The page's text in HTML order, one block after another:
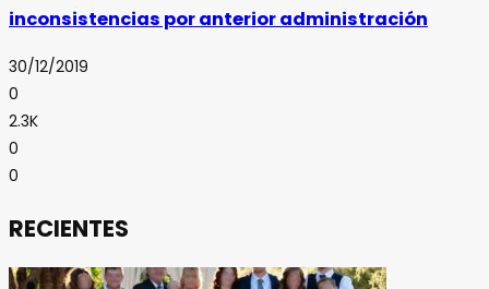
inconsistencias por anterior administración
30/12/2019
0
2.3K
0
0
RECIENTES